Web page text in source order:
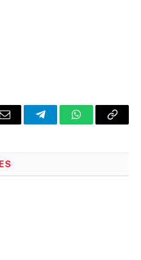
Email TelegramWhatsAppCopia